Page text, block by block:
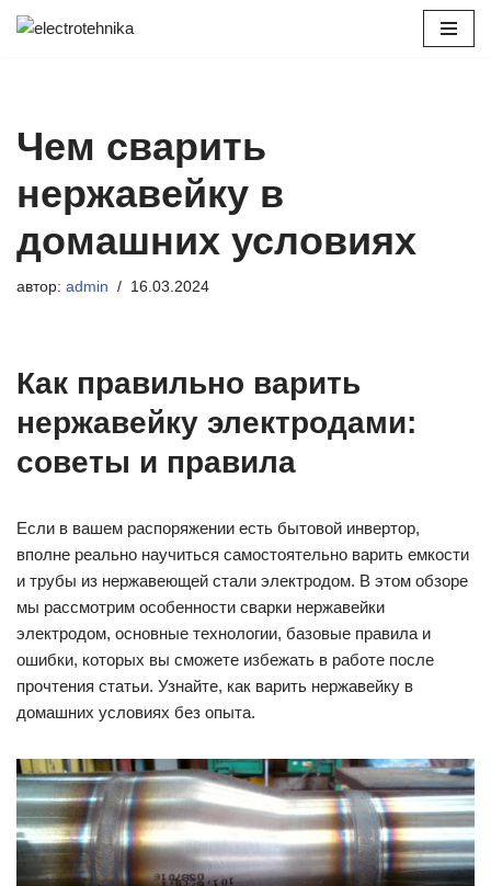
Чем сварить
нержавейку в
домашних условиях
автор: admin 16.03.2024
Как правильно варить
нержавейку электродами:
советы и правила
Если в вашем распоряжении есть бытовой инвертор,
вполне реально научиться самостоятельно варить емкости
и трубы из нержавеющей стали электродом. В этом обзоре
мы рассмотрим особенности сварки нержавейки
электродом, основные технологии, базовые правила и
ошибки, которых вы сможете избежать в работе после
прочтения статьи. Узнайте, как варить нержавейку в
домашних условиях без опыта.